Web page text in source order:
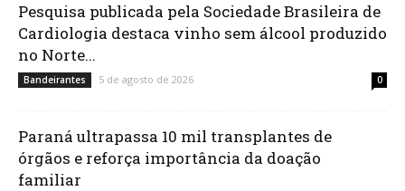
Pesquisa publicada pela Sociedade Brasileira de
Cardiologia destaca vinho sem álcool produzido
no Norte...
Bandeirantes 5 de agosto de 2026 0
Paraná ultrapassa 10 mil transplantes de
órgãos e reforça importância da doação
familiar